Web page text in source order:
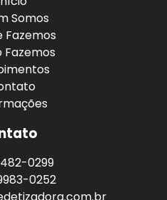
Somos
Fazemos
Fazemos
0299
0252